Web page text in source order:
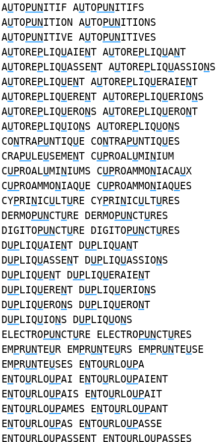
AUTOPUNITIF AUTOPUNITIFS
AUTOPUNITION AUTOPUNITIONS
AUTOPUNITIVE AUTOPUNITIVES
AUTOREPLIQUAIENT AUTOREPLIQUANT
AUTOREPLIQUASSENT AUTOREPLIQUASSIONS
AUTOREPLIQUENT AUTOREPLIQUERAIENT
AUTOREPLIQUERENT AUTOREPLIQUERIONS
AUTOREPLIQUERONS AUTOREPLIQUERONT
AUTOREPLIQUIONS AUTOREPLIQUONS
CONTRAPUNTIQUE CONTRAPUNTIQUES
CRAPULEUSEMENT CUPROALUMINIUM
CUPROALUMINIUMS CUPROAMMONIACAUX
CUPROAMMONIAQUE CUPROAMMONIAQUES
CYPRINICULTURE CYPRINICULTURES
DERMOPUNCTURE DERMOPUNCTURES
DIGITOPUNCTURE DIGITOPUNCTURES
DUPLIQUAIENT DUPLIQUANT
DUPLIQUASSENT DUPLIQUASSIONS
DUPLIQUENT DUPLIQUERAIENT
DUPLIQUERENT DUPLIQUERIONS
DUPLIQUERONS DUPLIQUERONT
DUPLIQUIONS DUPLIQUONS
ELECTROPUNCTURE ELECTROPUNCTURES
EMPRUNTEUR EMPRUNTEURS EMPRUNTEUSE
EMPRUNTEUSES ENTOURLOUPA
ENTOURLOUPAI ENTOURLOUPAIENT
ENTOURLOUPAIS ENTOURLOUPAIT
ENTOURLOUPAMES ENTOURLOUPANT
ENTOURLOUPAS ENTOURLOUPASSE
ENTOURLOUPASSENT ENTOURLOUPASSES